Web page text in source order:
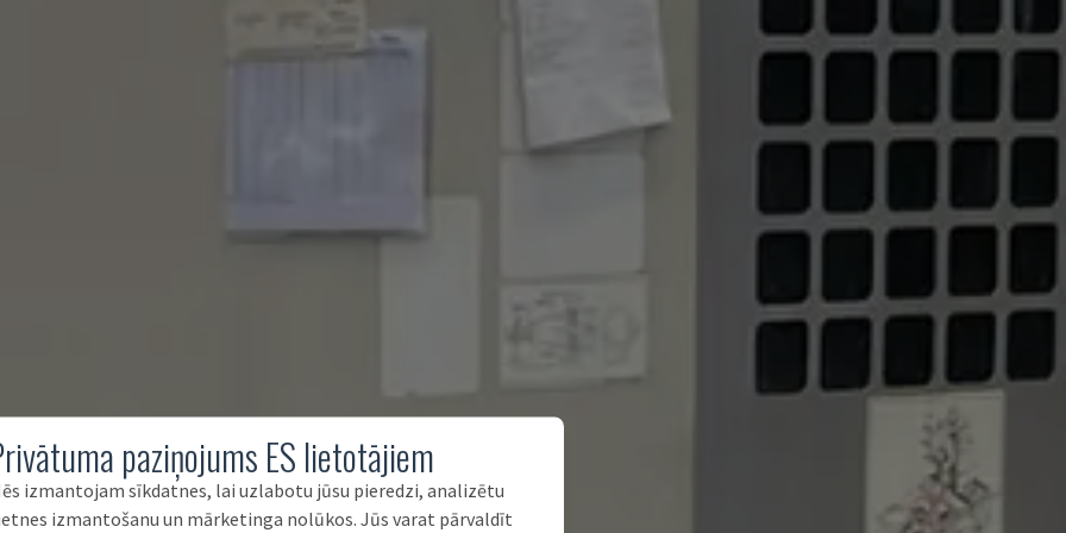
paziņojums ES lietotājiem
izmantojam sīkdatnes, lai uzlabotu jūsu pieredzi, analizētu
izmantošanu un mārketinga nolūkos. Jūs varat pārvaldīt